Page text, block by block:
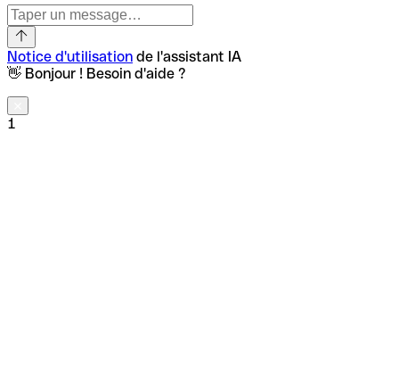
Notice d'utilisation de l'assistant IA
👋 Bonjour ! Besoin d'aide ?
1